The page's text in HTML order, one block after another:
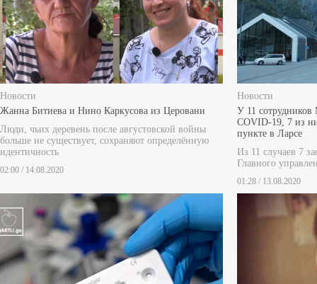
Новости
Жанна Битиева и Нино Каркусова из Церовани
Люди, чьих деревень после августовской войны
больше не существует, сохраняют определённую
идентичность
02:00 / 14.08.2020
Новости
У 11
COVID-19, 7 из
пункте в Ларсе
Из 11 случаев 7
Главного
01:28 / 13.08.2020